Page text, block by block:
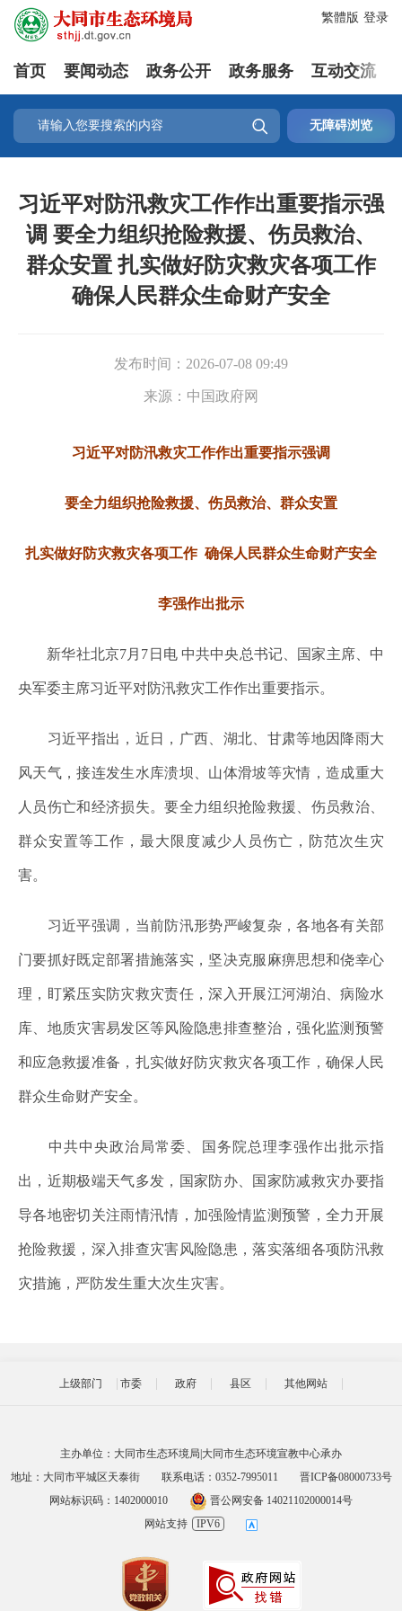
登录
繁體版
首页 要闻动态 政务公开 政务服务 互动交流
 无障碍浏览
习近平对防汛救灾工作作出重要指示强
调 要全力组织抢险救援、伤员救治、
群众安置 扎实做好防灾救灾各项工作
确保人民群众生命财产安全
发布时间： 2026-07-08 09:49
来源： 中国政府网
习近平对防汛救灾工作作出重要指示强调
要全力组织抢险救援、伤员救治、群众安置
扎实做好防灾救灾各项工作 确保人民群众生命财产安全
李强作出批示
新华社北京7月7日电 中共中央总书记、国家主席、中
央军委主席习近平对防汛救灾工作作出重要指示。
习近平指出，近日，广西、湖北、甘肃等地因降雨大
风天气，接连发生水库溃坝、山体滑坡等灾情，造成重大
人员伤亡和经济损失。要全力组织抢险救援、伤员救治、
群众安置等工作，最大限度减少人员伤亡，防范次生灾
害。
习近平强调，当前防汛形势严峻复杂，各地各有关部
门要抓好既定部署措施落实，坚决克服麻痹思想和侥幸心
理，盯紧压实防灾救灾责任，深入开展江河湖泊、病险水
库、地质灾害易发区等风险隐患排查整治，强化监测预警
和应急救援准备，扎实做好防灾救灾各项工作，确保人民
群众生命财产安全。
中共中央政治局常委、国务院总理李强作出批示指
出，近期极端天气多发，国家防办、国家防减救灾办要指
导各地密切关注雨情汛情，加强险情监测预警，全力开展
抢险救援，深入排查灾害风险隐患，落实落细各项防汛救
灾措施，严防发生重大次生灾害。
上级部门 市委 政府 县区 其他网站
主办单位：大同市生态环境局|大同市生态环境宣教中心承办
地址：大同市平城区天泰街
联系电话：0352-7995011
晋ICP备08000733号
网站标识码：1402000010
晋公网安备 14021102000014号
网站支持
IPV6